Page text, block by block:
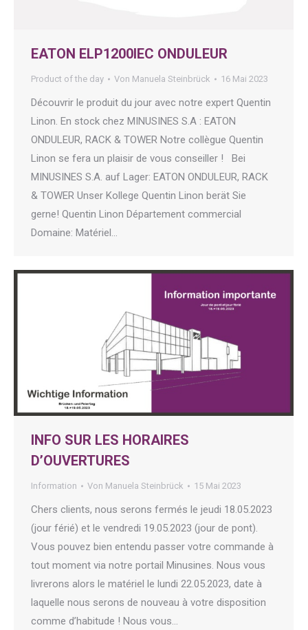
EATON ELP1200IEC ONDULEUR
Product of the day Von Manuela Steinbrück 16 Mai 2023
Découvrir le produit du jour avec notre expert Quentin
Linon. En stock chez MINUSINES S.A : EATON
ONDULEUR, RACK & TOWER Notre collègue Quentin
Linon se fera un plaisir de vous conseiller ! Bei
MINUSINES S.A. auf Lager: EATON ONDULEUR, RACK
& TOWER Unser Kollege Quentin Linon berät Sie
gerne! Quentin Linon Département commercial
Domaine: Matériel…
INFO SUR LES HORAIRES
D’OUVERTURES
Information Von Manuela Steinbrück 15 Mai 2023
Chers clients, nous serons fermés le jeudi 18.05.2023
(jour férié) et le vendredi 19.05.2023 (jour de pont).
Vous pouvez bien entendu passer votre commande à
tout moment via notre portail Minusines. Nous vous
livrerons alors le matériel le lundi 22.05.2023, date à
laquelle nous serons de nouveau à votre disposition
comme d’habitude ! Nous vous…